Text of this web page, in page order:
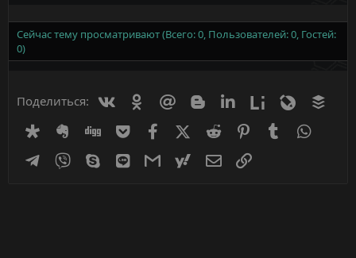
Сейчас тему просматривают (Всего: 0, Пользователей: 0, Гостей:
0)
Поделиться: ВконтактеОдноклассники
Mail.ru BloggerLinkedinLiveinternet
Livejournal
DiasporaEvernoteDigg GetpocketFacebookX (Twitter)
Reddit PinterestTumblr
Telegram
Viber Skype Line GmailyahoomailЭлектронная почта